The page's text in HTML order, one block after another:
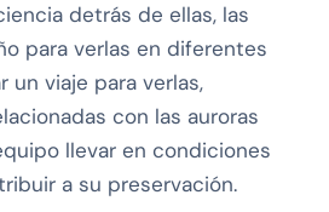
detrás de ellas, las
para verlas en diferentes
un viaje para verlas,
con las auroras
llevar en condiciones
a su preservación.